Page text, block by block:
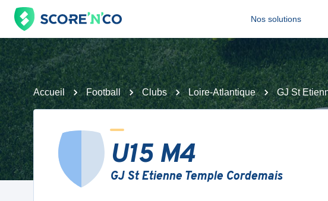
Nos solutions
Accueil Football Clubs Loire-Atlantique GJ St
U15 M4
GJ St Etienne Temple Cordemais